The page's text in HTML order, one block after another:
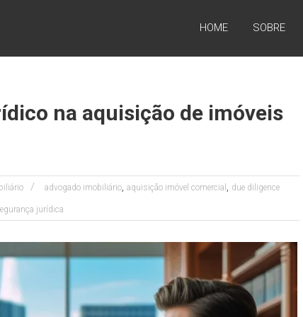
HOME SOBRE
na aquisição de imóveis
advogado imobiliário, aquisição imóvel comercial , due diligence
jurídica